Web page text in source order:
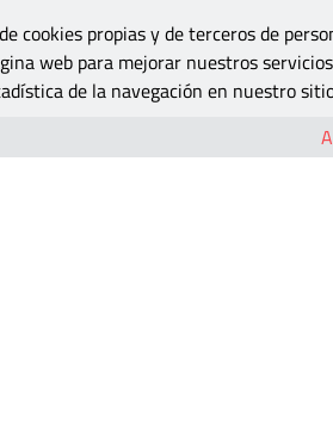
cookies propias y de terceros de
web para mejorar nuestros
de la navegación en nuestro